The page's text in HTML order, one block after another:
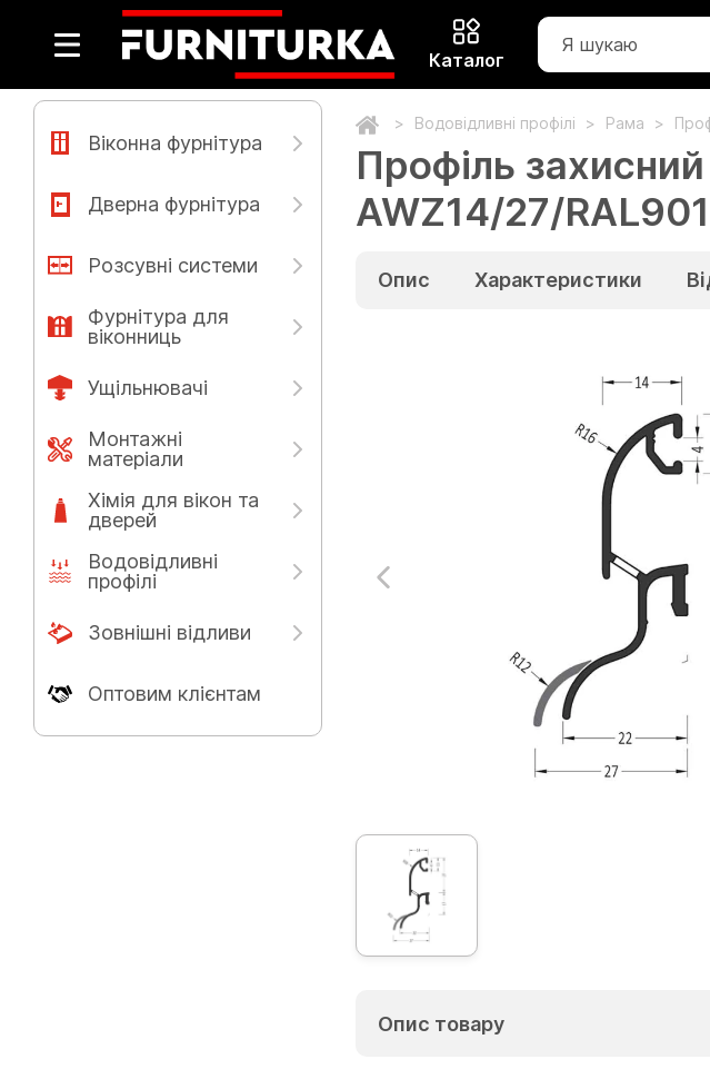
Каталог
Віконна фурнітура
Дверна фурнітура
Розсувні системи
Фурнітура для
віконниць
Ущільнювачі
Монтажні
матеріали
Хімія для вікон та
дверей
Водовідливні
профілі
Зовнішні відливи
Оптовим клієнтам
Водовідливні профілі Рама
Профіль
AWZ14/27/
Опис Характеристики
Опис товару